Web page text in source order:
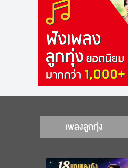
เพลงลูกทุ่ง